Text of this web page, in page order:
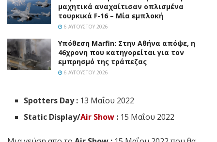
μαχητικά αναχαίτισαν οπλισμένα
τουρκικά F-16 – Μία εμπλοκή
6 ΑΥΓΟΎΣΤΟΥ 2026
Υπόθεση Marfin: Στην Αθήνα απόψε, η
46χρονη που κατηγορείται για τον
εμπρησμό της τράπεζας
6 ΑΥΓΟΎΣΤΟΥ 2026
Spotters Day : 13 Μαΐου 2022
Static Display/Air Show : 15 Μαΐου 2022